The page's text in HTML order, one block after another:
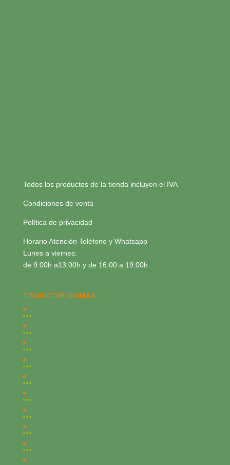
Todos los productos de la tienda incluyen el IVA
Condiciones de venta
Política de privacidad
Horario Atención Teléfono y Whatsapp
Lunes a viernes:
de 9:00h a13:00h y de 16:00 a 19:00h
TRADUCTOR IDIOMAS: